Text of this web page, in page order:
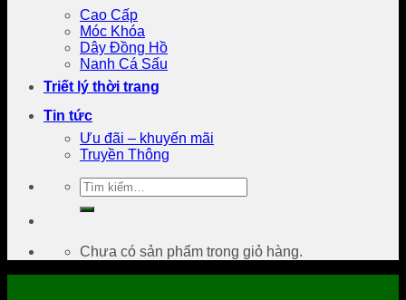
Cao Cấp
Móc Khóa
Dây Đồng Hồ
Nanh Cá Sấu
Triết lý thời trang
Tin tức
Ưu đãi – khuyến mãi
Truyền Thông
Tìm
kiếm:
Chưa có sản phẩm trong giỏ hàng.